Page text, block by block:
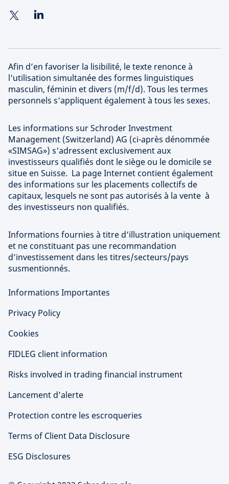
Afin d’en favoriser la lisibilité, le texte renonce à
l'utilisation simultanée des formes linguistiques
masculin, féminin et divers (m/f/d). Tous les termes
personnels s'appliquent également à tous les sexes.
Les informations sur Schroder Investment
Management (Switzerland) AG (ci-après dénommée
«SIMSAG») s'adressent exclusivement aux
investisseurs qualifiés dont le siège ou le domicile se
situe en Suisse. La page Internet contient également
des informations sur les placements collectifs de
capitaux, lesquels ne sont pas autorisés à la vente à
des investisseurs non qualifiés.
Informations fournies à titre d’illustration uniquement
et ne constituant pas une recommandation
d’investissement dans les titres/secteurs/pays
susmentionnés.
Informations Importantes
Privacy Policy
Cookies
FIDLEG client information
Risks involved in trading financial instrument
Lancement d’alerte
Protection contre les escroqueries
Terms of Client Data Disclosure
ESG Disclosures